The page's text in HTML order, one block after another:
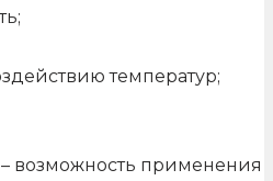
температур;
возможность применения